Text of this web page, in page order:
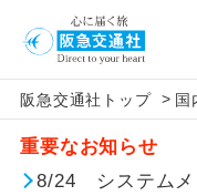
阪急交通社トップ > 国
重要なお知らせ
8/24 システムメ
アイコン
添乗員同行
「価格変動型ツア
価格変動型ツア